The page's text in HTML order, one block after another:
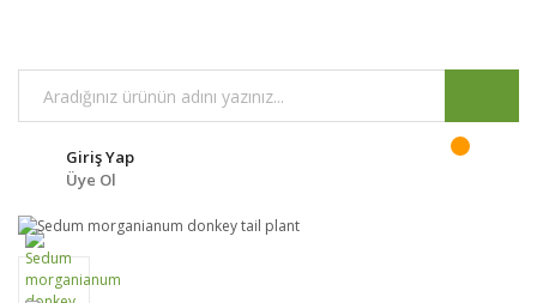
Giriş Yap
Üye Ol